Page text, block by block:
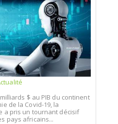
$ au PIB du continent
de la Covid-19, la
a pris un tournant décisif
pays africains...